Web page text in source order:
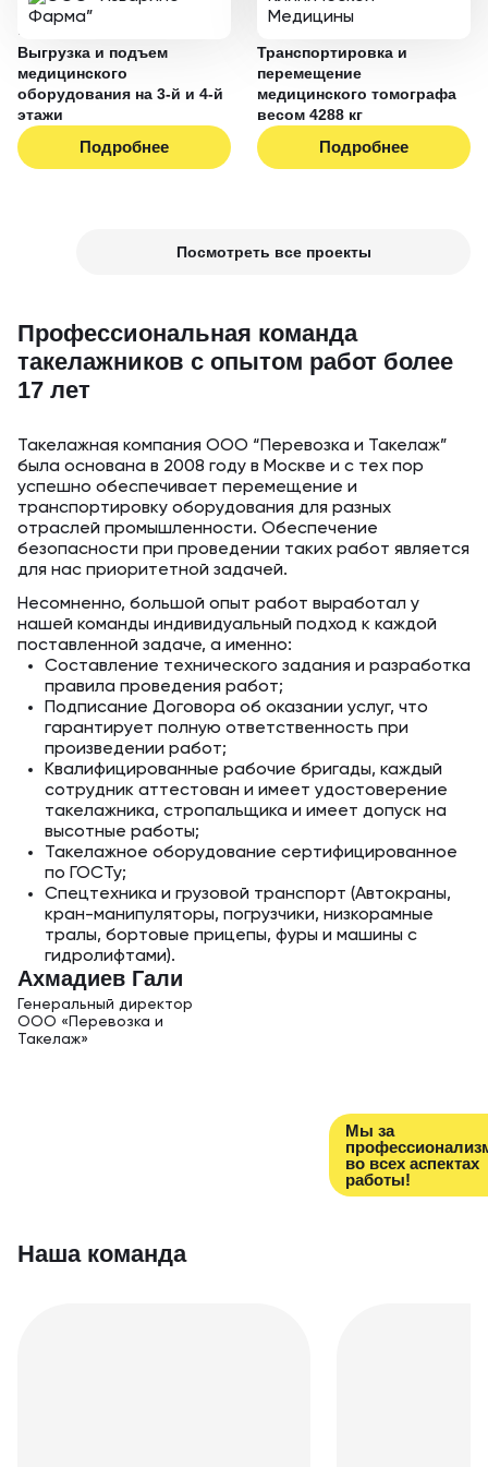
25.12.2024
Выгрузка и подъем
медицинского
оборудования на 3-й и 4-й
этажи
Подробнее
Транспортировка и
перемещение
медицинского томографа
весом 4288 кг
Подробнее
Посмотреть все проекты
Профессиональная команда
такелажников с опытом работ более
17 лет
Такелажная компания ООО “Перевозка и Такелаж”
была основана в 2008 году в Москве и с тех пор
успешно обеспечивает перемещение и
транспортировку оборудования для разных
отраслей промышленности. Обеспечение
безопасности при проведении таких работ является
для нас приоритетной задачей.
Несомненно, большой опыт работ выработал у
нашей команды индивидуальный подход к каждой
поставленной задаче, а именно:
Составление технического задания и разработка
правила проведения работ;
Подписание Договора об оказании услуг, что
гарантирует полную ответственность при
произведении работ;
Квалифицированные рабочие бригады, каждый
сотрудник аттестован и имеет удостоверение
такелажника, стропальщика и имеет допуск на
высотные работы;
Такелажное оборудование сертифицированное
по ГОСТу;
Спецтехника и грузовой транспорт (Автокраны,
кран-манипуляторы, погрузчики, низкорамные
тралы, бортовые прицепы, фуры и машины с
гидролифтами).
Мы за
во всех аспектах
работы!
Ахм адиев Гали
Генеральный дирек тор
ООО «Перевозка и
Такелаж»
Наша команда